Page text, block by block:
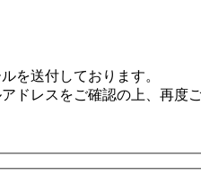
を送付しております。
ドレスをご確認の上、再度